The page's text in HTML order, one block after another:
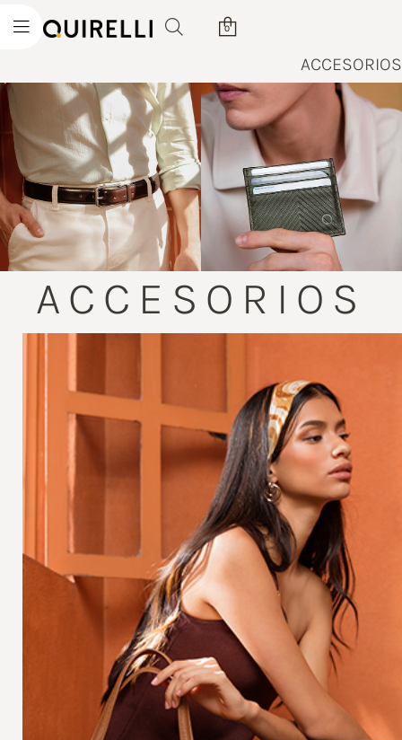
0
ACCESORIOS
ACCESORIOS